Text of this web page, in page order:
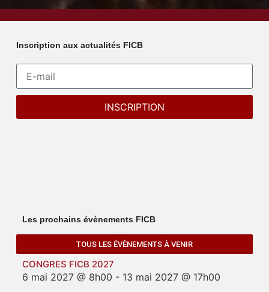
Inscription aux actualités FICB
Les prochains évènements FICB
TOUS LES ÉVÈNEMENTS À VENIR
CONGRES FICB 2027
6 mai 2027 @ 8h00 - 13 mai 2027 @ 17h00